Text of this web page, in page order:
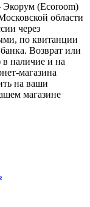
Экорум (Ecoroom)
области
через
по квитанции
Возврат или
наличие и на
магазина
на ваши
магазине